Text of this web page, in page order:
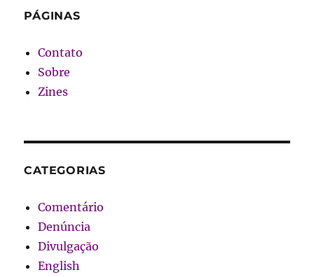
PÁGINAS
Contato
Sobre
Zines
CATEGORIAS
Comentário
Denúncia
Divulgação
English